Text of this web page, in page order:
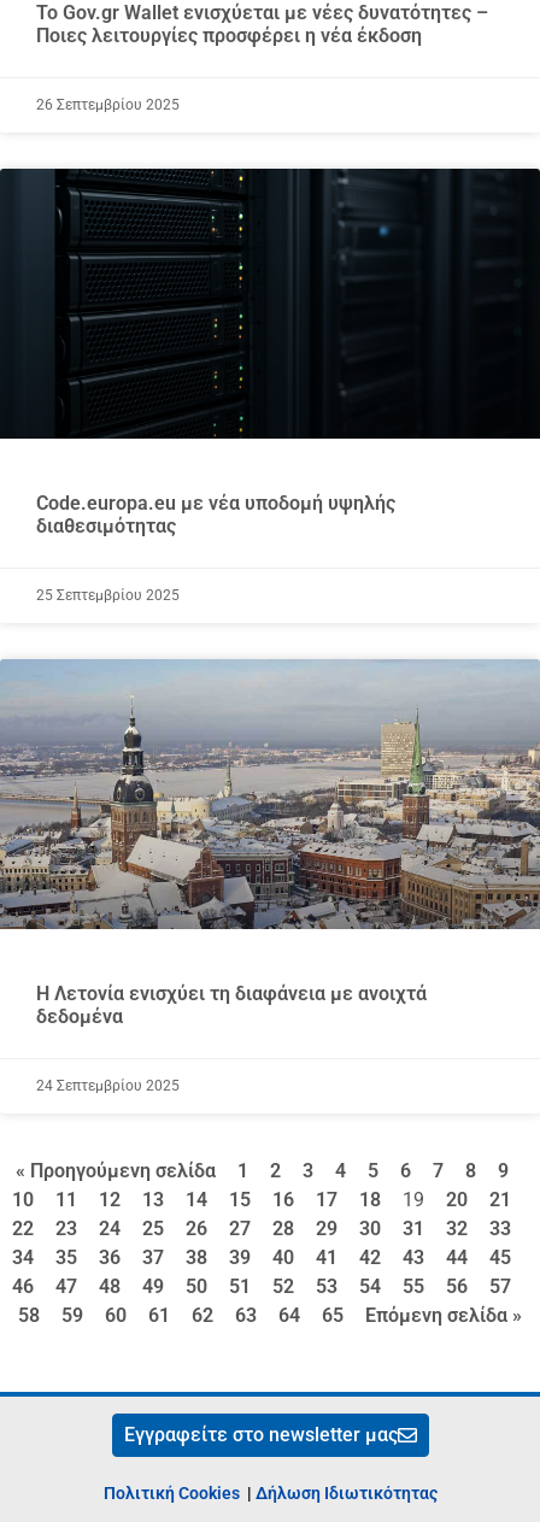
Το Gov.gr Wallet ενισχύεται με νέες δυνατότητες –
Ποιες λειτουργίες προσφέρει η νέα έκδοση
26 Σεπτεμβρίου 2025
Code.europa.eu με νέα υποδομή υψηλής
διαθεσιμότητας
25 Σεπτεμβρίου 2025
Η Λετονία ενισχύει τη διαφάνεια με ανοιχτά
δεδομένα
24 Σεπτεμβρίου 2025
« Προηγούμενη σελίδα 1 2 3 4 5 6 7 8
9
10
11 12 13 14 15 16 17 18 19 20
21
22
23 24 25 26 27 28 29 30 31 32
33
34
35 36 37 38 39 40 41 42 43 44
45
46
47 48 49 50 51 52 53 54 55 56
57
58
59 60 61 62 63 64 65 Επόμενη σελίδα »
Εγγραφείτε στο newsletter μας
Πολιτική Cookies | Δήλωση Ιδιωτικότητας